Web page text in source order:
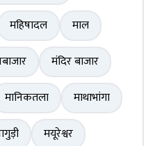
महिषादल
माल
मंदिर बाजार
मानिकतला
माथाभांगा
मयूरेश्वर